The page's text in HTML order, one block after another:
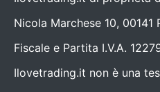
Nicola Marchese 10, 00141
Fiscale e Partita I.V.A.
Ilovetrading.it non è una